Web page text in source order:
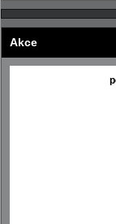
Akce